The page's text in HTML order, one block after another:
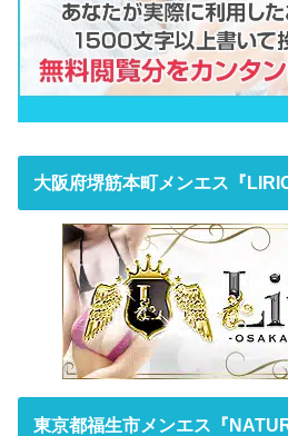
大阪府堺筋本町メンエス『
東京都福生市メンエス『